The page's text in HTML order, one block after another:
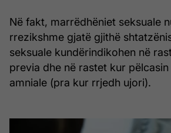
Në fakt, marrëdhëniet seksuale
rrezikshme gjatë gjithë
seksuale kundërindikohen në
previa dhe në rastet kur
amniale (pra kur rrjedh ujori).